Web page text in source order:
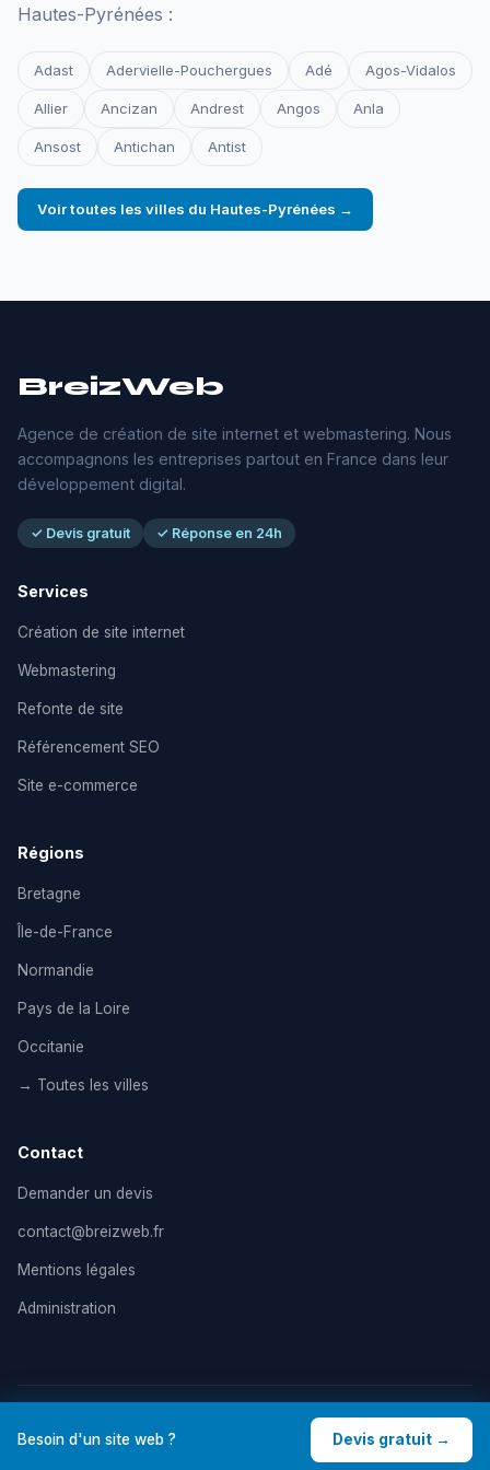
Hautes-Pyrénées :
Adast Adervielle-Pouchergues Adé Agos-Vidalos
Allier Ancizan Andrest Angos Anla
Ansost Antichan Antist
Voir toutes les villes du Hautes-Pyrénées →
Besoin d'un site web ? Devis gratuit →
BreizWeb
Agence de création de site internet et webmastering. Nous
accompagnons les entreprises partout en France dans leur
développement digital.
✓ Devis gratuit ✓ Réponse en 24h
Services
Création de site internet
Webmastering
Refonte de site
Référencement SEO
Site e-commerce
Régions
Bretagne
Île-de-France
Normandie
Pays de la Loire
Occitanie
→ Toutes les villes
Contact
Demander un devis
contact@breizweb.fr
Mentions légales
Administration
© 2026 BreizWeb — Agence de création de site internet en
France. Tous droits réservés. |
Mentions légales